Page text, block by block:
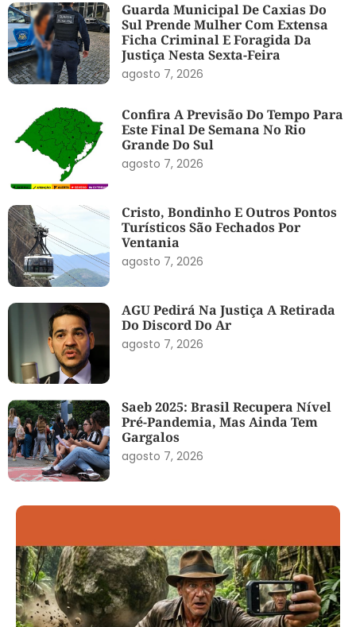
Guarda Municipal De Caxias Do
Sul Prende Mulher Com Extensa
Ficha Criminal E Foragida Da
Justiça Nesta Sexta-Feira
agosto 7, 2026
Confira A Previsão Do Tempo Para
Este Final De Semana No Rio
Grande Do Sul
agosto 7, 2026
Cristo, Bondinho E Outros Pontos
Turísticos São Fechados Por
Ventania
agosto 7, 2026
AGU Pedirá Na Justiça A Retirada
Do Discord Do Ar
agosto 7, 2026
Saeb 2025: Brasil Recupera Nível
Pré-Pandemia, Mas Ainda Tem
Gargalos
agosto 7, 2026